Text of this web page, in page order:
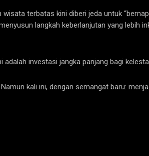
terbatas kini diberi jeda untuk
langkah keberlanjutan yang lebih
investasi jangka panjang bagi
kali ini, dengan semangat baru: